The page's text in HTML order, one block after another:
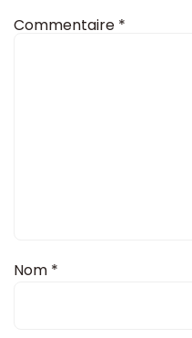
Commentaire *
Nom *